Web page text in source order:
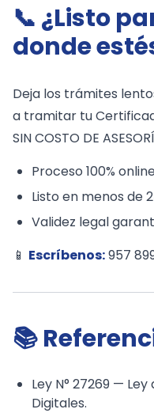
📞 ¿Listo
donde
Deja los trámites
a tramitar tu
SIN COSTO DE
Proceso 100%
Listo en menos de
Validez legal
📱 Escríbenos:957
📚
Ley N° 27269 —
Digitales.